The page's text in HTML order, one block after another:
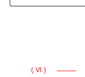
( VI )